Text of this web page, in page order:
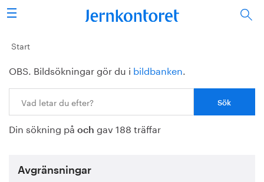
Sök
Stålindustrin
Vision 2050
Forskning/utbildning
Energi/miljö
Vi tycker
Start
OBS. Bildsökningar gör du i bildbanken.
Din sökning på och gav 188 träffar
Avgränsningar